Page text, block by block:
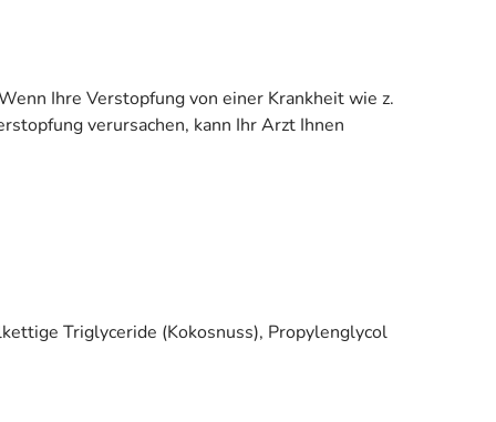
Ihre Verstopfung von einer Krankheit wie z.
verursachen, kann Ihr Arzt Ihnen
Triglyceride (Kokosnuss), Propylenglycol